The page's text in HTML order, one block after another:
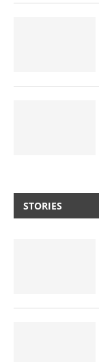
STORIES